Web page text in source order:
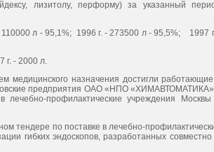
лизитолу, перформу) за указанный
л - 95,1%; 1996 г. - 273500 л - 95,5%; 1997
г. - 2000 л.
назначения достигли
предприятия ОАО «НПО
профилактические учреждения Москвы
по поставке в лечебно-
гибких эндоскопов, разработанных совместно